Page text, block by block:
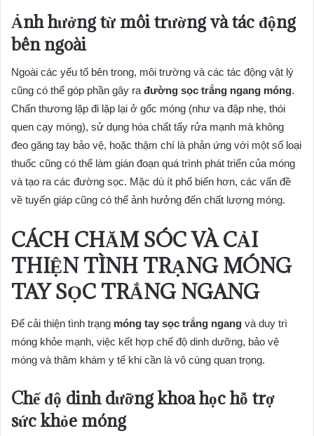
Ảnh hưởng từ môi trường và tác động
bên ngoài
Ngoài các yếu tố bên trong, môi trường và các tác động vật lý
cũng có thể góp phần gây ra đường sọc trắng ngang móng.
Chấn thương lặp đi lặp lại ở gốc móng (như va đập nhẹ, thói
quen cạy móng), sử dụng hóa chất tẩy rửa mạnh mà không
đeo găng tay bảo vệ, hoặc thậm chí là phản ứng với một số loại
thuốc cũng có thể làm gián đoạn quá trình phát triển của móng
và tạo ra các đường sọc. Mặc dù ít phổ biến hơn, các vấn đề
về tuyến giáp cũng có thể ảnh hưởng đến chất lượng móng.
CÁCH CHĂM SÓC VÀ CẢI
THIỆN TÌNH TRẠNG MÓNG
TAY SỌC TRẮNG NGANG
Để cải thiện tình trạng móng tay sọc trắng ngang và duy trì
móng khỏe mạnh, việc kết hợp chế độ dinh dưỡng, bảo vệ
móng và thăm khám y tế khi cần là vô cùng quan trọng.
Chế độ dinh dưỡng khoa học hỗ trợ
sức khỏe móng